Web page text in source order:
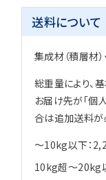
送料について
集成材（積層材
総重量により、
お届け先が「個
合は追加送料が
～10kg以下：
10kg超～20kg